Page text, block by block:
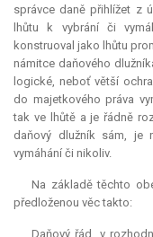
správce daně přihlížet z
lhůtu k vybrání či
konstruoval jako lhůtu
námitce daňového
logické, neboť větší
do majetkového práva
tak ve lhůtě a je řádně
daňový dlužník sám, je
vymáhání či nikoliv.
Na základě těchto
předloženou věc takto:
Daňový řád, v